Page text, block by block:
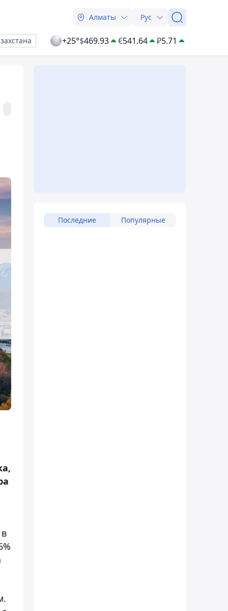
Алматы Рус
+25°$469.93 €541.64 ₽5.71
Последние Популярные